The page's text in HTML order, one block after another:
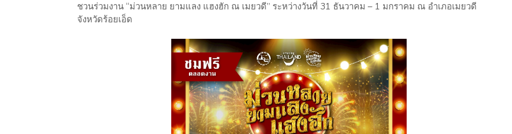
ชวนร่วมงาน “ม่วนหลาย ยามแลง แฮงฮัก ณ เมยวดี” ระหว่างวันที่ 31 ธันวาคม – 1 มกราคม ณ อำเภอเมยวดี
จังหวัดร้อยเอ็ด